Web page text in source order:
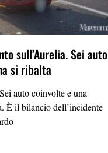
sull’Aurelia. Sei auto
si ribalta
auto coinvolte e una
È il bilancio dell’incidente